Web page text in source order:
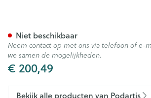
€ 200,49
Niet beschikbaar
Neem contact op met ons via telefoon of e-
we samen de mogelijkheden.
Bekijk alle producten van Podartis